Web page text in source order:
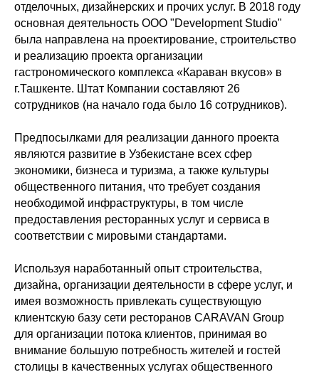
отделочных, дизайнерских и прочих услуг. В 2018 году
основная деятельность ООО "Development Studio"
была направлена на проектирование, строительство
и реализацию проекта организации
гастрономического комплекса «Караван вкусов» в
г.Ташкенте. Штат Компании составляют 26
сотрудников (на начало года было 16 сотрудников).
Предпосылками для реализации данного проекта
являются развитие в Узбекистане всех сфер
экономики, бизнеса и туризма, а также культуры
общественного питания, что требует создания
необходимой инфраструктуры, в том числе
предоставления ресторанных услуг и сервиса в
соответствии с мировыми стандартами.
Используя наработанный опыт строительства,
дизайна, организации деятельности в сфере услуг, и
имея возможность привлекать существующую
клиентскую базу сети ресторанов CARAVAN Group
для организации потока клиентов, принимая во
внимание большую потребность жителей и гостей
столицы в качественных услугах общественного